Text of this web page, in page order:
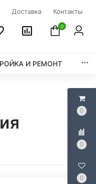
0
0
0
Доставка Контакты
0
И РЕМОНТ